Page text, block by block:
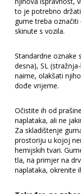
to je potrebno
gume treba
skinute s vozila.
Standardne oznake
desna), SL
naime, olakšati
dođe vrijeme.
Očistite ih od
naplataka, ali ne
Za skladištenje
prostoriju u kojoj
hemijskih tvari.
tla, na primjer na
naplataka, okrenite